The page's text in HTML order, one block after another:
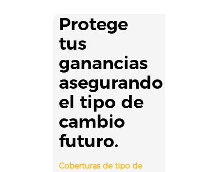
Protege
tus
ganancias
asegurando
el tipo de
cambio
futuro.
Coberturas de tipo de